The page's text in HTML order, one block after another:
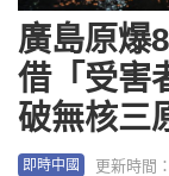
廣島原爆
借「受害
破無核三
即時中國 更新時間